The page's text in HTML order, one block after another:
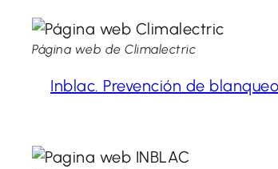
Página web de Climalectric
Inblac. Prevención de